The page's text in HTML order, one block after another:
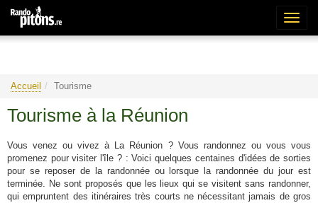
Accueil Tourisme
Tourisme à la Réunion
Vous venez ou vivez à La Réunion ? Vous randonnez ou vous vous
promenez pour visiter l'île ? : Voici quelques centaines d'idées de sorties
pour se reposer de la randonnée ou lorsque la randonnée du jour est
terminée. Ne sont proposés que les lieux qui se visitent sans randonner,
qui empruntent des itinéraires très courts ne nécessitant jamais de gros